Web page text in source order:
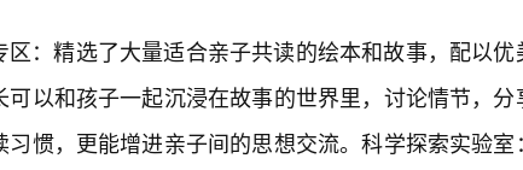
区：精选了大量适合亲子共读的绘本和故事，配以
可以和孩子一起沉浸在故事的世界里，讨论情节，
习惯，更能增进亲子间的思想交流。科学探索实验